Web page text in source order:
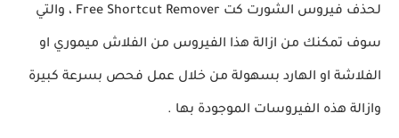
لحذف فيروس الشورت كت Free Shortcut Remover ، والتي
سوف تمكنك من ازالة هذا الفيروس من الفلاش ميموري او
الفلاشة او الهارد بسهولة من خلال عمل فحص بسرعة كبيرة
وازالة هذه الفيروسات الموجودة بها .